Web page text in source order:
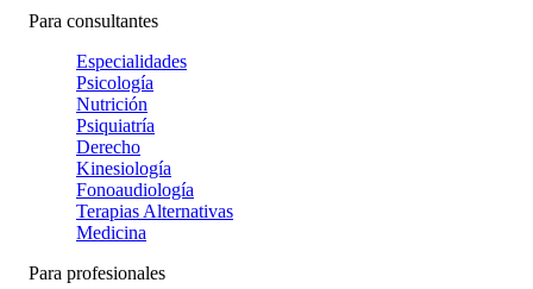
Para consultantes
Especialidades
Psicología
Nutrición
Psiquiatría
Derecho
Kinesiología
Fonoaudiología
Terapias Alternativas
Medicina
Para profesionales